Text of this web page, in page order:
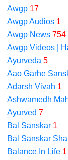
Awgp 17
Awgp Audios 1
Awgp News 754
Awgp Videos |
Ayurveda 5
Aao Garhe
Adarsh Vivah 1
Ashwamedh
Ayurved 7
Bal Sanskar 1
Bal Sanskar
Balance In Life 1